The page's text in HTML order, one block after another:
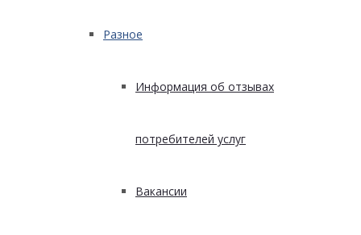
Разное
Информация об отзывах
потребителей услуг
Вакансии